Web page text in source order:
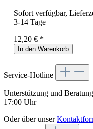
Sofort verfügbar,
3-14 Tage
12,20 € *
In den Warenkorb
Service-Hotline
Unterstützung und
17:00 Uhr
Oder über unser